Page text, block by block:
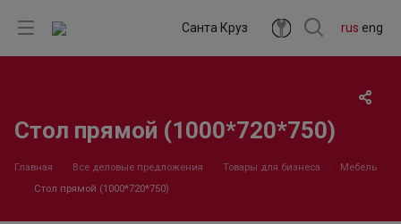
rus eng
Санта Круз
Стол прямой (1000*720*750)
Главная Все деловые предложения Товары для бизнеса
Мебель
Стол прямой (1000*720*750)